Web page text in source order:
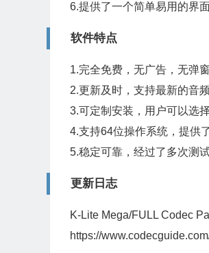
6.提供了一个简单易用的界
软件特点
1.完全免费，无广告，无弹窗
2.更新及时，支持最新的音
3.可定制安装，用户可以选
4.支持64位操作系统，提供
5.稳定可靠，经过了多次测
更新日志
K-Lite Mega/FULL Codec
https://